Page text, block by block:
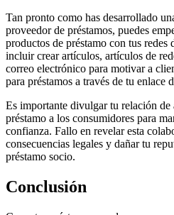
Tan pronto como has desarrollado
proveedor de préstamos, puedes
productos de préstamo con tus redes
incluir crear artículos, artículos de
correo electrónico para motivar a
para préstamos a través de tu enlace
Es importante divulgar tu relación
préstamo a los consumidores para
confianza. Fallo en revelar esta
consecuencias legales y dañar tu
préstamo socio.
Conclusión